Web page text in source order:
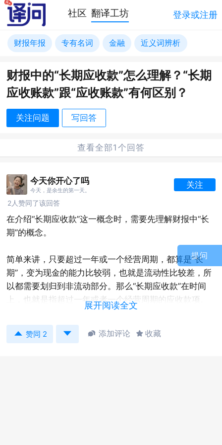
提问
社区 翻译工坊 登录或注册
财报年报 专有名词 金融 近义词辨析
财报中的“长期应收款”怎么理解？“长期
应收账款”跟“应收账款”有何区别？
关注问题 写回答
查看全部1个回答
今天你开心了吗
今天，是余生的第一天。
关注
2人赞同了该回答
在介绍“长期应收款”这一概念时，需要先理解财报中“长
期”的概念。
简单来讲，只要超过一年或一个经营周期，都算是“长
期”，变为现金的能力比较弱，也就是流动性比较差，所
以都需要划归到非流动部分。那么“长期应收款”在时间
上，也就是指超过一年或者一个经营周期的应收款项。
就其概念来看，“长期应收款”是指企业融资租赁产生的应
收款项和采用递延方式分期收款，实质上具有融资性质
展开阅读全文
 赞同 2   添加评论  收藏